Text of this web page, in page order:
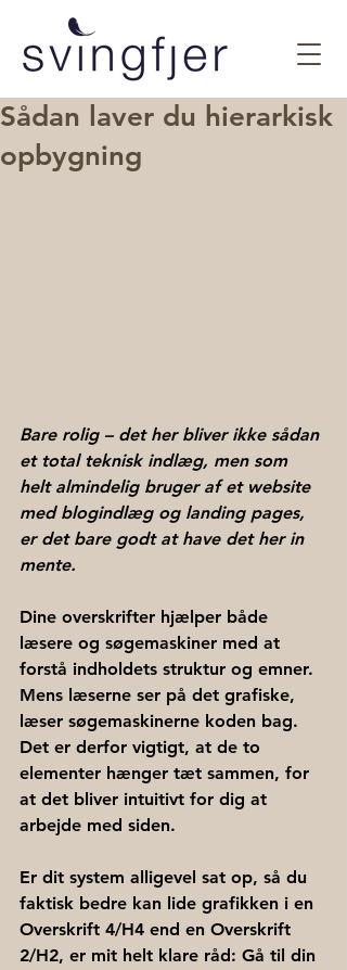
Sådan laver du hierarkisk
opbygning
Bare rolig – det her bliver ikke sådan
et total teknisk indlæg, men som
helt almindelig bruger af et website
med blogindlæg og landing pages,
er det bare godt at have det her in
mente.
Dine overskrifter hjælper både
læsere og søgemaskiner med at
forstå indholdets struktur og emner.
Mens læserne ser på det grafiske,
læser søgemaskinerne koden bag.
Det er derfor vigtigt, at de to
elementer hænger tæt sammen, for
at det bliver intuitivt for dig at
arbejde med siden.
Er dit system alligevel sat op, så du
faktisk bedre kan lide grafikken i en
Overskrift 4/H4 end en Overskrift
2/H2, er mit helt klare råd: Gå til din